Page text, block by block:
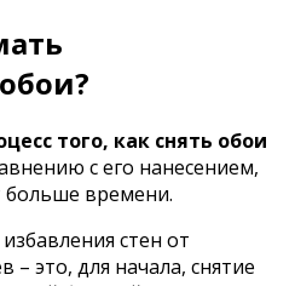
того, как снять обои
с его нанесением,
больше времени.
стен от
– это, для начала, снятие